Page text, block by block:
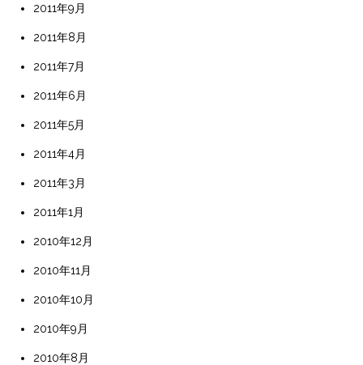
2011年9月
2011年8月
2011年7月
2011年6月
2011年5月
2011年4月
2011年3月
2011年1月
2010年12月
2010年11月
2010年10月
2010年9月
2010年8月